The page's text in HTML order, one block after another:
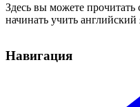
Здесь вы можете прочитать
начинать учить английский
Навигация